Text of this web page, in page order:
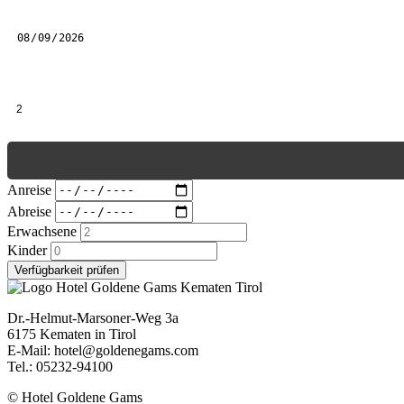
Anreise
Abreise
Erwachsene
Kinder
Verfügbarkeit prüfen
Dr.-Helmut-Marsoner-Weg 3a
6175 Kematen in Tirol
E-Mail: hotel@goldenegams.com
Tel.: 05232-94100
© Hotel Goldene Gams